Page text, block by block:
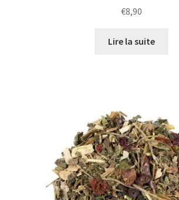
€8,90
Lire la suite